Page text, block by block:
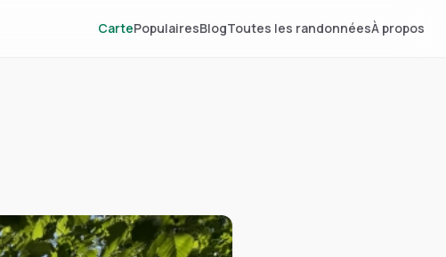
CartePopulairesBlogToutes les randonnéesÀ propos